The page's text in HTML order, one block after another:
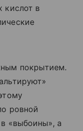
кислот в
покрытием.
ровной
«выбоины», а